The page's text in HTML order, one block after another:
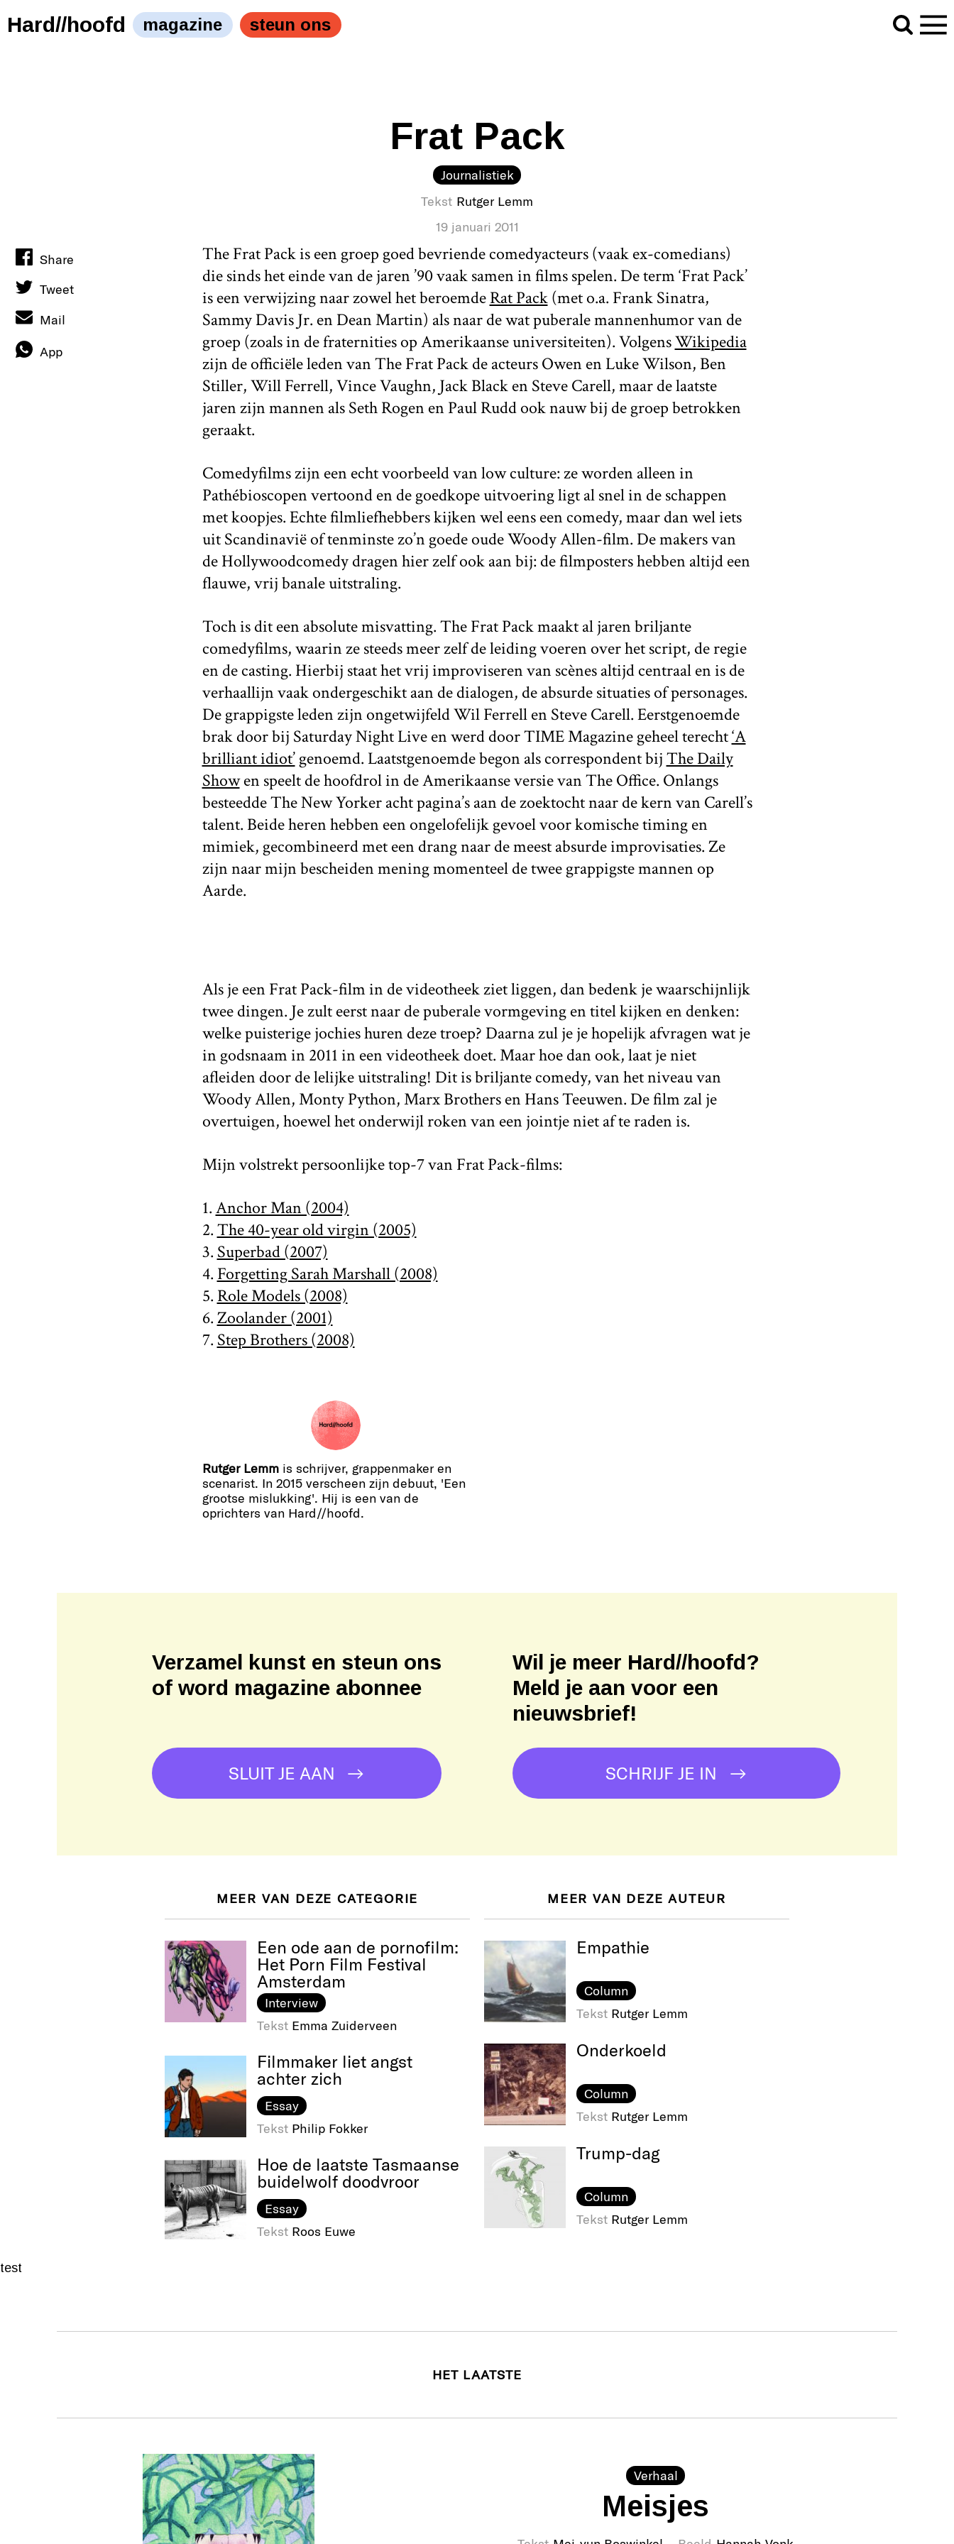
banaal en kinderachtig, maar de comedyfilms met o.a. Steve Carell en Will Ferrell zijn briljant in hun komische timing en absurde verhaallijnen." />
Hard//hoofd magazine steun ons
Frat Pack
Journalistiek
Tekst Rutger Lemm
19 januari 2011
The Frat Pack is een groep goed bevriende comedyacteurs (vaak ex-comedians)
die sinds het einde van de jaren ’90 vaak samen in films spelen. De term ‘Frat Pack’
is een verwijzing naar zowel het beroemdeRat Pack(met o.a. Frank Sinatra,
Sammy Davis Jr. en Dean Martin) als naar de wat puberale mannenhumor van de
groep (zoals in de fraternities op Amerikaanse universiteiten). VolgensWikipedia
zijn de officiële leden van The Frat Pack de acteurs Owen en Luke Wilson, Ben
Stiller, Will Ferrell, Vince Vaughn, Jack Black en Steve Carell, maar de laatste
jaren zijn mannen als Seth Rogen en Paul Rudd ook nauw bij de groep betrokken
geraakt.
Comedyfilms zijn een echt voorbeeld van low culture: ze worden alleen in
Pathébioscopen vertoond en de goedkope uitvoering ligt al snel in de schappen
met koopjes. Echte filmliefhebbers kijken wel eens een comedy, maar dan wel iets
uit Scandinavië of tenminste zo’n goede oude Woody Allen-film. De makers van
de Hollywoodcomedy dragen hier zelf ook aan bij: de filmposters hebben altijd een
flauwe, vrij banale uitstraling.
Toch is dit een absolute misvatting. The Frat Pack maakt al jaren briljante
comedyfilms, waarin ze steeds meer zelf de leiding voeren over het script, de regie
en de casting. Hierbij staat het vrij improviseren van scènes altijd centraal en is de
verhaallijn vaak ondergeschikt aan de dialogen, de absurde situaties of personages.
De grappigste leden zijn ongetwijfeld Wil Ferrell en Steve Carell. Eerstgenoemde
brak door bij Saturday Night Live en werd door TIME Magazine geheel terecht‘A
brilliant idiot’genoemd. Laatstgenoemde begon als correspondent bijThe Daily
Showen speelt de hoofdrol in de Amerikaanse versie van The Office. Onlangs
besteedde The New Yorker acht pagina’s aan de zoektocht naar de kern van Carell’s
talent. Beide heren hebben een ongelofelijk gevoel voor komische timing en
mimiek, gecombineerd met een drang naar de meest absurde improvisaties. Ze
zijn naar mijn bescheiden mening momenteel de twee grappigste mannen op
Aarde.
Als je een Frat Pack-film in de videotheek ziet liggen, dan bedenk je waarschijnlijk
twee dingen. Je zult eerst naar de puberale vormgeving en titel kijken en denken:
welke puisterige jochies huren deze troep? Daarna zul je je hopelijk afvragen wat je
in godsnaam in 2011 in een videotheek doet. Maar hoe dan ook, laat je niet
afleiden door de lelijke uitstraling! Dit is briljante comedy, van het niveau van
Woody Allen, Monty Python, Marx Brothers en Hans Teeuwen. De film zal je
overtuigen, hoewel het onderwijl roken van een jointje niet af te raden is.
Mijn volstrekt persoonlijke top-7 van Frat Pack-films:
1.Anchor Man (2004)
2.The 40-year old virgin (2005)
3. Superbad (2007)
4. Forgetting Sarah Marshall (2008)
5. Role Models (2008)
6.Zoolander (2001)
7. Step Brothers (2008)
Share
Tweet
Mail
App
Rutger Lemmis schrijver, grappenmaker en
scenarist. In 2015 verscheen zijn debuut, 'Een
grootse mislukking'. Hij is een van de
oprichters van Hard//hoofd.
Verzamel kunst en steun ons
of word magazine abonnee
SLUIT JE AAN
Wil je meer Hard//hoofd?
Meld je aan voor een
nieuwsbrief!
SCHRIJF JE IN
MEER VAN DEZE CATEGORIE
Een ode aan de pornofilm:
Het Porn Film Festival
Amsterdam
Interview
Tekst Emma Zuiderveen
Filmmaker liet angst
achter zich
Essay
Tekst Philip Fokker
Hoe de laatste Tasmaanse
buidelwolf doodvroor
Essay
Tekst Roos Euwe
MEER VAN DEZE AUTEUR
Empathie
Column
Tekst Rutger Lemm
Onderkoeld
Column
Tekst Rutger Lemm
Trump-dag
Column
Tekst Rutger Lemm
test
HET LAATSTE
Verhaal
Meisjes